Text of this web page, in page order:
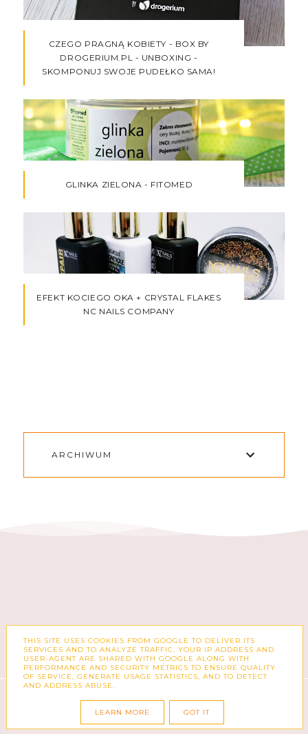
CZEGO PRAGNĄ KOBIETY - BOX BY
DROGERIUM.PL - UNBOXING -
SKOMPONUJ SWOJE PUDEŁKO SAMA!
GLINKA ZIELONA - FITOMED
EFEKT KOCIEGO OKA + CRYSTAL FLAKES
NC NAILS COMPANY
ARCHIWUM
FACEBOOK INSTAGRAM
KSIĄŻKACH, KOSMETYKACH I CODZIENNOŚCI
BLOG DESIGN: KAROGRAFIA.PL
THIS SITE USES COOKIES FROM GOOGLE TO DELIVER ITS
SERVICES AND TO ANALYZE TRAFFIC. YOUR IP ADDRESS AND
USER-AGENT ARE SHARED WITH GOOGLE ALONG WITH
PERFORMANCE AND SECURITY METRICS TO ENSURE QUALITY
OF SERVICE, GENERATE USAGE STATISTICS, AND TO DETECT
AND ADDRESS ABUSE.
LEARN MORE GOT IT